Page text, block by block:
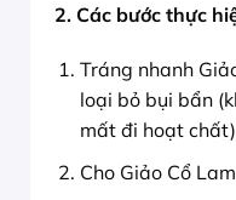
2. Các bước thực
Tráng nhanh
loại bỏ bụi bẩn
mất đi hoạt
Cho Giảo Cổ